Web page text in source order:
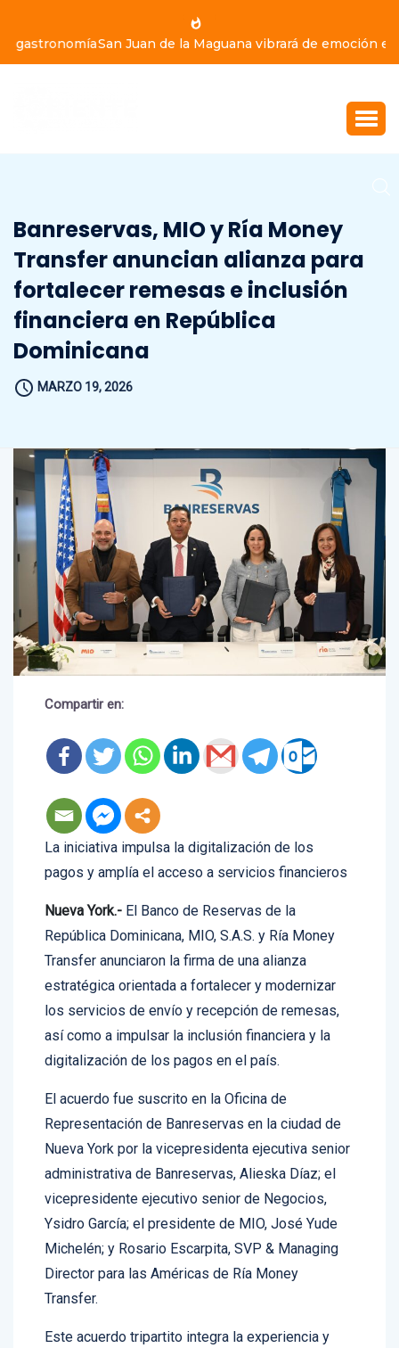
San Juan de la Maguana vibrará de emoción este domingo
9 de agosto, con Yiyo Sarante, Eddy Herrera y Bulín 47
Banreservas, MIO y Ría Money
Transfer anuncian alianza para
fortalecer remesas e inclusión
financiera en República
La iniciativa impulsa la digitalización de los
Nueva York.-El Banco de Reservas de la
República Dominicana, MIO, S.A.S. y Ría Money
Transfer anunciaron la firma de una alianza
estratégica orientada a fortalecer y modernizar
los servicios de envío y recepción de remesas,
así como a impulsar la inclusión financiera y la
El acuerdo fue suscrito en la Oficina de
Representación de Banreservas en la ciudad de
Nueva York por la vicepresidenta ejecutiva senior
administrativa de Banreservas, Alieska Díaz; el
vicepresidente ejecutivo senior de Negocios,
Ysidro García; el presidente de MIO, José Yude
Michelén; y Rosario Escarpita, SVP & Managing
Director para las Américas de Ría Money